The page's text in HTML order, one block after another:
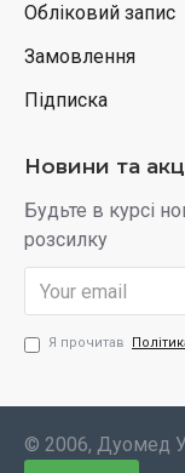
Обліковий запис
Замовлення
Підписка
Новини та
Будьте в курсі
розсилку
Я прочитав
© 2006, Дуомед